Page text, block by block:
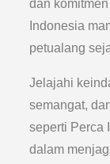
dan
Indonesia
petualang
Jelajahi
semangat,
seperti Perca
dalam